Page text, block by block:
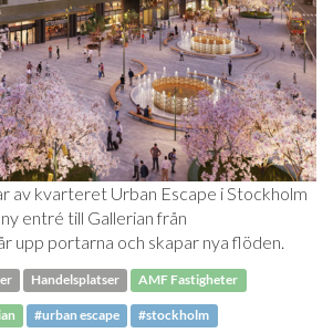
av kvarteret Urban Escape i Stockholm
entré till Gallerian från
upp portarna och skapar nya flöden.
Handelsplatser AMF Fastigheter
#urban escape #stockholm